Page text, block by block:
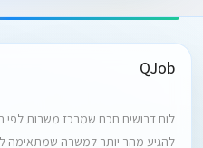
QJob
לוח דרושים חכם שמרכז משרות לפי
להגיע מהר יותר למשרה שמתאימה